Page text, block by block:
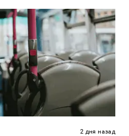
2 дня назад